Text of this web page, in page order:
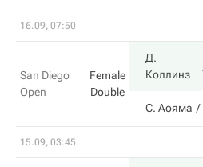
16.09, 07:50
San Diego
Open
Female
Double
Д.
Коллинз
С. Аояма
15.09, 03:45